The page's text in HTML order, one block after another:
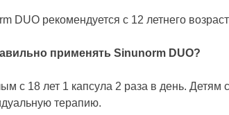
DUO рекомендуется с 12 летнего
применять Sinunorm DUO?
с 18 лет 1 капсула 2 раза в день. Детям
терапию.